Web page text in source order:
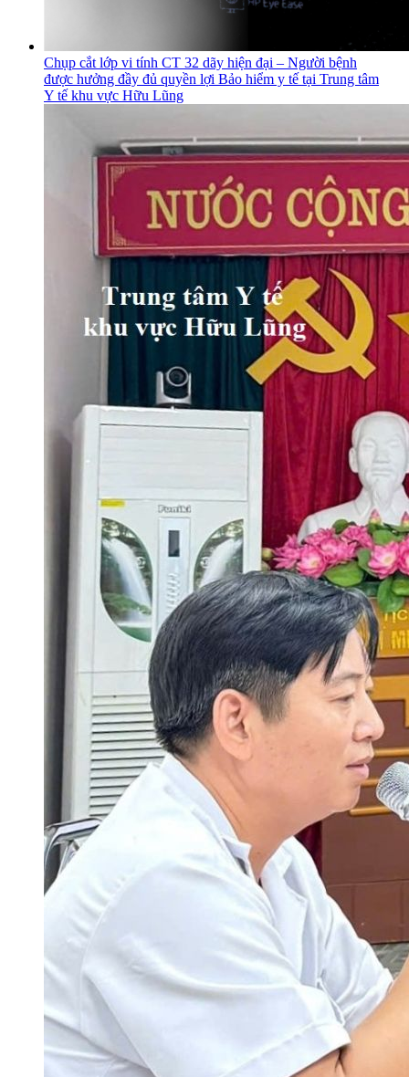
Chụp cắt lớp vi tính CT 32 dãy hiện đại – Người bệnh
được hưởng đầy đủ quyền lợi Bảo hiểm y tế tại Trung tâm
Y tế khu vực Hữu Lũng